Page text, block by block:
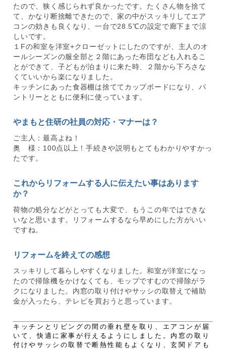
たので、狭く感じられず良かったです。たくさん物を捨て
て、かなり断捨離できたので、家の中がスッキリしてエア
コンの効きも良くなり、一台で28.5℃の設定で廊下まで涼
しいです。
１Fの和室を洋室+クローゼットにしたのですが、主人のオ
ールシーズンの服全部と２階にあった布団なども入れるこ
とができて、子どもが泊まりに来た時、２階から下ろさな
くていいから楽になりました。
キッチンにあった食器棚は捨ててカップボードになり、パ
ントリーとともに便利に使っています。
やまもと住研の社員の対応・マナーは？
ご主人：最高よね！
奥 様：100点以上！手続きや説明もとてもわかりやすかっ
たです。
これからリフォームする人に伝えたい事はあります
か？
荷物の処分などがとっても大変で、もうこの年ではできな
いなと思います。リフォームするなら早めにした方がいい
ですね。
リフォームを終えての感想
スッキリして暮らしやすくなりました。和室が洋室になっ
たので掃除機をかけなくても、モップですむので掃除がラ
クになりました。内窓の取り付けやサッシの取替えで補助
金が入ったら、テレビを買おうと思っています。
キッチンとリビングの間の垂れ壁を取り、エアコンが届
いて、快適に家事が行えるようにしました。内窓の取り
付けやサッシの取替で断熱性能もよくなり、玄関ドアも